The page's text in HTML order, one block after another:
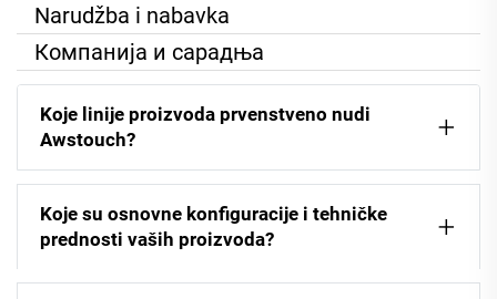
Narudžba i nabavka
Компанија и сарадња
Koje linije proizvoda prvenstveno nudi
Awstouch?
Koje su osnovne konfiguracije i tehničke
prednosti vaših proizvoda?